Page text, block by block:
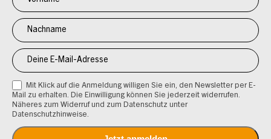
Anmeldung
CV
Mit Klick auf die Anmeldung willigen Sie ein, den Newsletter per E-
Mail zu erhalten. Die Einwilligung können Sie jederzeit widerrufen.
Näheres zum Widerruf und zum Datenschutz unter
Datenschutzhinweise.